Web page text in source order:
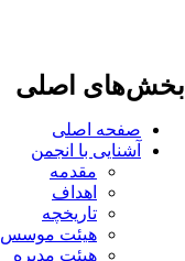
بخش‌های اصلی
صفحه اصلی
آشنایی با انجمن
مقدمه
اهداف
تاریخچه
هیئت موسس
هیئت مدیره